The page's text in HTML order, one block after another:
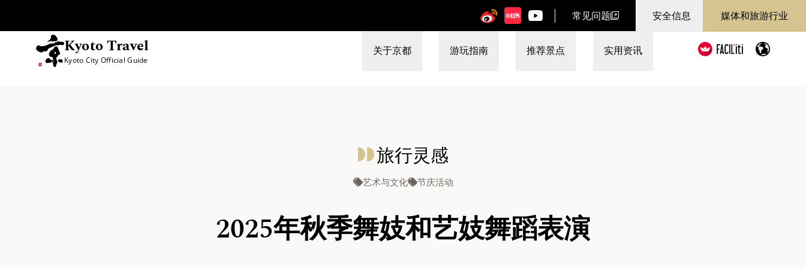
常见问题 安全信息 媒体和旅游行业
Kyoto Travel
Kyoto City Official Guide
关于京都 游玩指南 推荐景点 实用资讯
旅行灵感
艺术与文化 节庆活动
2025年秋季舞妓和艺妓舞蹈表演